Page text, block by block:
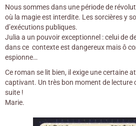
Nous sommes dans une période de
où la magie est interdite. Les sorcières y
d’exécutions publiques.
Julia a un pouvoir exceptionnel : celui de
dans ce contexte est dangereux mais ô
espionne…
Ce roman se lit bien, il exige une certaine
captivant. Un très bon moment de lecture
suite !
Marie.